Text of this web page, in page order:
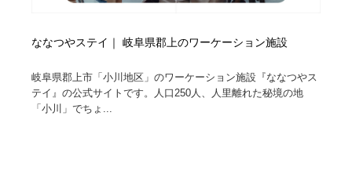
ななつやステイ｜ 岐阜県郡上のワーケーション施設
岐阜県郡上市「小川地区」のワーケーション施設『ななつやス
テイ』の公式サイトです。人口250人、人里離れた秘境の地
「小川」でちょ...